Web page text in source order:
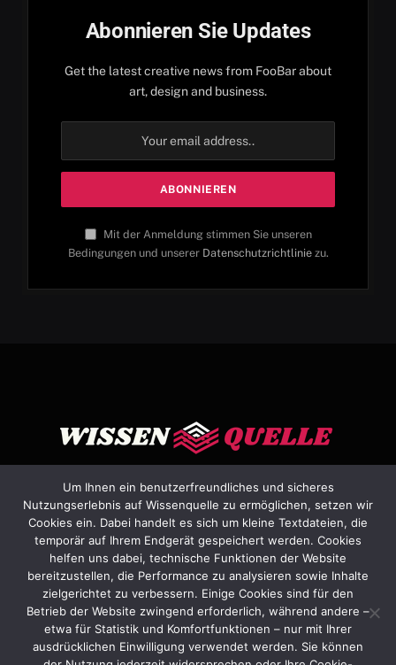
Abonnieren Sie Updates
Get the latest creative news from FooBar about
art, design and business.
Mit der Anmeldung stimmen Sie unseren
Bedingungen und unserer Datenschutzrichtliniezu.
FacebookX
(Twitter)
InstagramPinterestYouTube Dribbble
HEIM ÜBER UNS KONTAKTIEREN SIE UNS
ALLGEMEINE GESCHÄFTSBEDINGUNGEN
Um Ihnen ein benutzerfreundliches und sicheres
Nutzungserlebnis auf Wissenquelle zu ermöglichen, setzen wir
Cookies ein. Dabei handelt es sich um kleine Textdateien, die
temporär auf Ihrem Endgerät gespeichert werden. Cookies
helfen uns dabei, technische Funktionen der Website
bereitzustellen, die Performance zu analysieren sowie Inhalte
zielgerichtet zu verbessern. Einige Cookies sind für den
Betrieb der Website zwingend erforderlich, während andere –
etwa für Statistik und Komfortfunktionen – nur mit Ihrer
ausdrücklichen Einwilligung verwendet werden. Sie können